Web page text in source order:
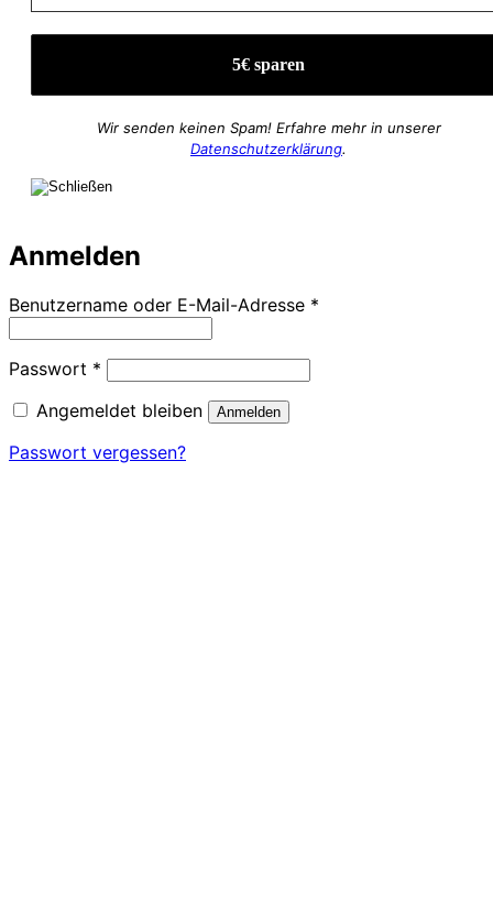
Wir senden keinen Spam! Erfahre mehr in unserer
Datenschutzerklärung.
Anmelden
Benutzername oder E-Mail-Adresse *
Passwort * Erforderlich
Angemeldet bleiben
Anmelden
Passwort vergessen?